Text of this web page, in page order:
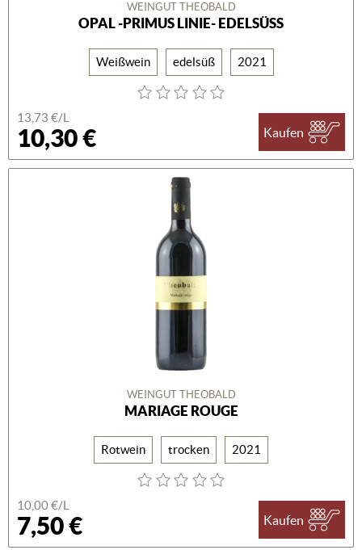
WEINGUT THEOBALD
OPAL -PRIMUS LINIE- EDELSÜSS
Weißwein edelsüß 2021
13,73 €/L
10,30 € Kaufen
WEINGUT THEOBALD
MARIAGE ROUGE
Rotwein trocken 2021
10,00 €/L
7,50 € Kaufen